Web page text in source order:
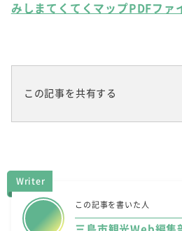
みしまてくてくマップPDFファ
この記事を共有する
Writer
この記事を書いた人